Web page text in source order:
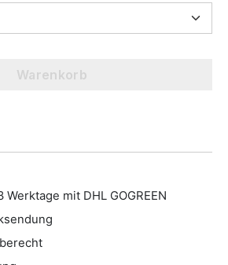
Warenkorb
mit DHL GOGREEN